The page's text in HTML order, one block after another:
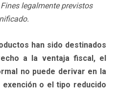
legalmente previstos
han sido destinados
a la ventaja fiscal, el
no puede derivar en la
o el tipo reducido